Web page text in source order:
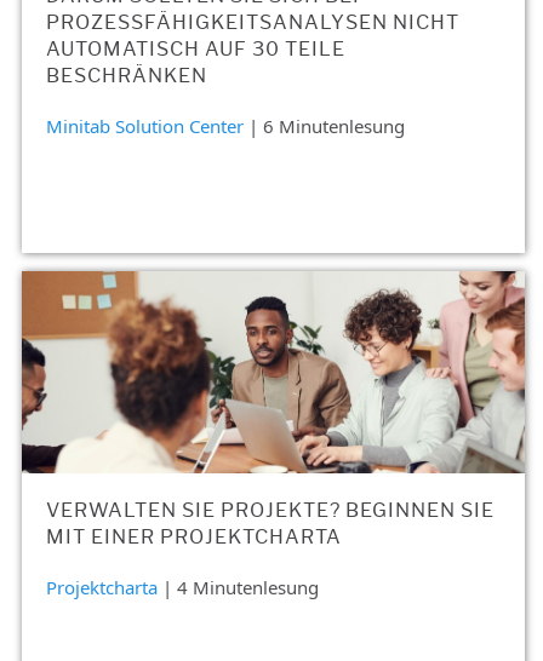
PROZESSFÄHIGKEITSANALYSEN NICHT
AUTOMATISCH AUF 30 TEILE
BESCHRÄNKEN
Minitab Solution Center | 6 Minutenlesung
VERWALTEN SIE PROJEKTE? BEGINNEN SIE
MIT EINER PROJEKTCHARTA
Projektcharta | 4 Minutenlesung